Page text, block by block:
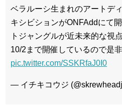
ベラルーシ生まれのアートデ
キシビションがONFAddにて
トジャングルが近未来的な視
10/2まで開催しているので是非
pic.twitter.com/SSKRfaJ0I0
— イチキコウジ